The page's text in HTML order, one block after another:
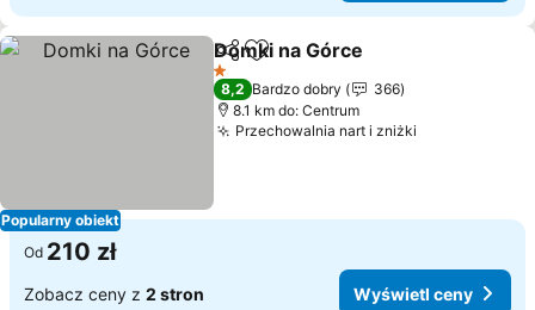
Popularny obiekt
Udostępnij
Dodaj do ulubionych
Domki na Górce
1 Kategoria
8,2 Bardzo dobry
366
8.1 km do: Centrum
Przechowalnia nart i zniżki
Od 210 zł
Zobacz ceny z 2 stron Wyświetl ceny